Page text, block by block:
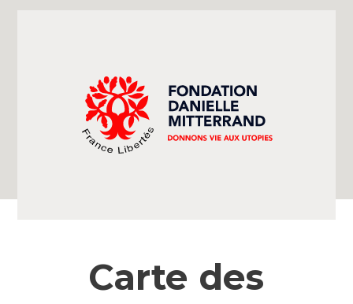
Carte des